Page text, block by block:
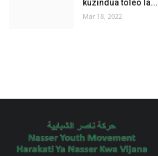
kuzindua toleo la...
Mar 18, 2022